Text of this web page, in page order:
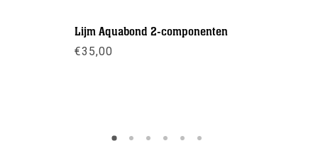
Lijm Aquabond 2-componenten
€35,00